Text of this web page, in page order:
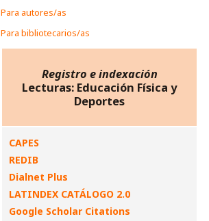
Para autores/as
Para bibliotecarios/as
Registro e indexación
Lecturas: Educación Física y
Deportes
CAPES
REDIB
Dialnet Plus
LATINDEX CATÁLOGO 2.0
Google Scholar Citations